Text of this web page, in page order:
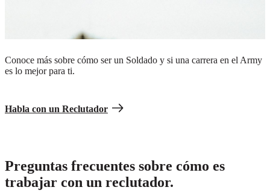
Conoce más sobre cómo ser un Soldado y si una carrera en el Army
es lo mejor para ti.
Habla con un Reclutador
Preguntas frecuentes sobre cómo es
trabajar con un reclutador.